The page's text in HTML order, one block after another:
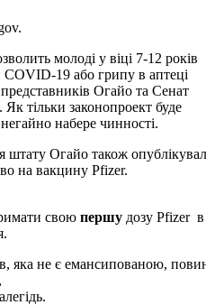
молоді у віці 7-12 років
19 або грипу в аптеці
Огайо та Сенат
тільки законопроект буде
набере чинності.
штату Огайо також
на вакцину Pfizer.
свою першу дозу Pfizer
яка не є емансипованою,